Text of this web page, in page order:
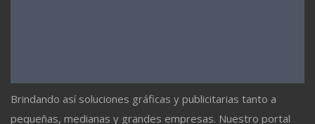
Brindando así soluciones gráficas y publicitarias tanto a
pequeñas, medianas y grandes empresas. Nuestro portal